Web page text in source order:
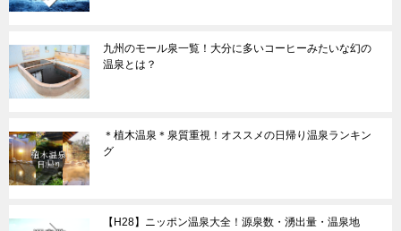
九州のモール泉一覧！大分に多いコーヒーみたいな幻の
温泉とは？
＊植木温泉＊泉質重視！オススメの日帰り温泉ランキン
グ
【H28】ニッポン温泉大全！源泉数・湧出量・温泉地